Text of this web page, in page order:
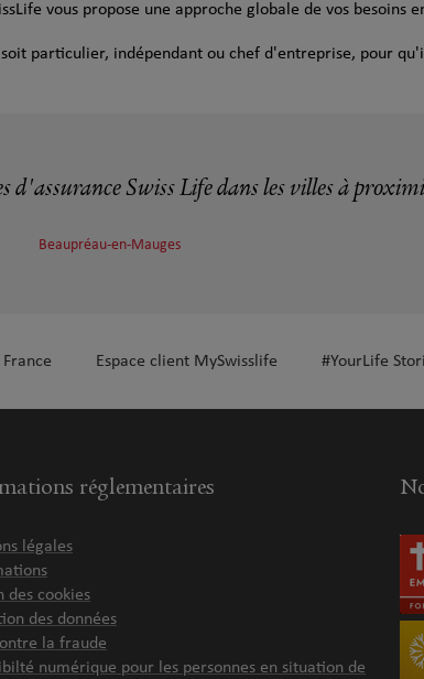
vous propose une approche globale de vos
particulier, indépendant ou chef d'entreprise, pour
d'assurance Swiss Life dans les villes à
Beaupréau-en-Mauges
Espace client MySwisslife #YourLife
réglementaires
légales
des cookies
des données
la fraude
numérique pour les personnes en situation de